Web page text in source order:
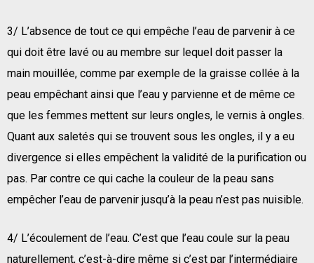
3/ L’absence de tout ce qui empêche l’eau de parvenir à ce
qui doit être lavé ou au membre sur lequel doit passer la
main mouillée, comme par exemple de la graisse collée à la
peau empêchant ainsi que l’eau y parvienne et de même ce
que les femmes mettent sur leurs ongles, le vernis à ongles.
Quant aux saletés qui se trouvent sous les ongles, il y a eu
divergence si elles empêchent la validité de la purification ou
pas. Par contre ce qui cache la couleur de la peau sans
empêcher l’eau de parvenir jusqu’à la peau n’est pas nuisible.
4/ L’écoulement de l’eau. C’est que l’eau coule sur la peau
naturellement, c’est-à-dire même si c’est par l’intermédiaire